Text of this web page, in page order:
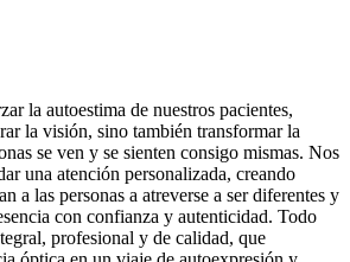
la autoestima de nuestros pacientes,
la visión, sino también transformar la
se ven y se sienten consigo mismas. Nos
una atención personalizada, creando
a las personas a atreverse a ser diferentes y
con confianza y autenticidad. Todo
profesional y de calidad, que